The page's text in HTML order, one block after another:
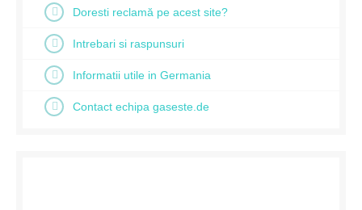
Doresti reclamă pe acest site?
Intrebari si raspunsuri
Informatii utile in Germania
Contact echipa gaseste.de